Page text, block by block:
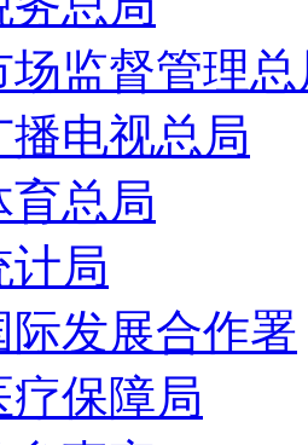
场监督管理
播电视总局
育总局
计局
际发展合作署
疗保障局